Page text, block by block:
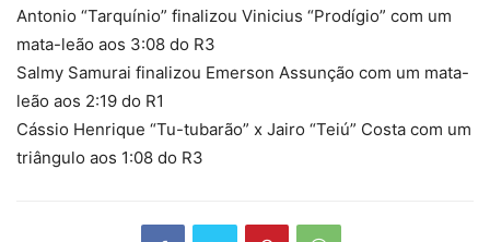
Antonio “Tarquínio” finalizou Vinicius “Prodígio” com um
mata-leão aos 3:08 do R3
Salmy Samurai finalizou Emerson Assunção com um mata-
leão aos 2:19 do R1
Cássio Henrique “Tu-tubarão” x Jairo “Teiú” Costa com um
triângulo aos 1:08 do R3